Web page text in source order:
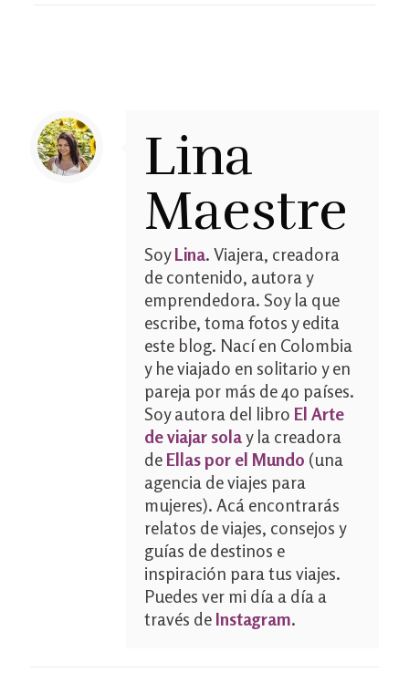
Lina
Maestre
SoyLina. Viajera, creadora
de contenido, autora y
emprendedora. Soy la que
escribe, toma fotos y edita
este blog. Nací en Colombia
y he viajado en solitario y en
pareja por más de 40 países.
Soy autora del libro El Arte
de viajar solay la creadora
deEllas por el Mundo (una
agencia de viajes para
mujeres). Acá encontrarás
relatos de viajes, consejos y
guías de destinos e
inspiración para tus viajes.
Puedes ver mi día a día a
través deInstagram.